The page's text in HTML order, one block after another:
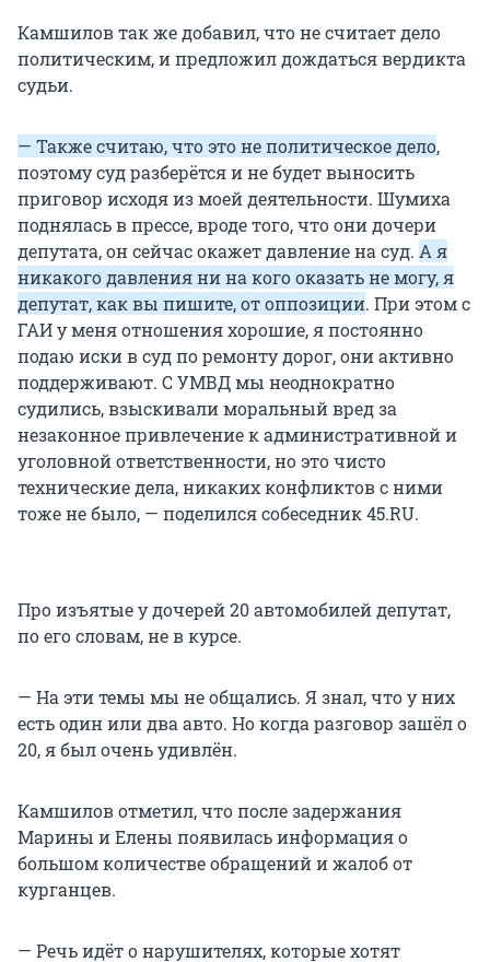
Камшилов так же добавил, что не считает дело
политическим, и предложил дождаться вердикта
судьи.
— Также считаю, что это не политическое дело,
поэтому суд разберётся и не будет выносить
приговор исходя из моей деятельности. Шумиха
поднялась в прессе, вроде того, что они дочери
депутата, он сейчас окажет давление на суд. А я
никакого давления ни на кого оказать не могу, я
депутат, как вы пишите, от оппозиции. При этом с
ГАИ у меня отношения хорошие, я постоянно
подаю иски в суд по ремонту дорог, они активно
поддерживают. С УМВД мы неоднократно
судились, взыскивали моральный вред за
незаконное привлечение к административной и
уголовной ответственности, но это чисто
технические дела, никаких конфликтов с ними
тоже не было, — поделился собеседник 45.RU.
Про изъятые у дочерей 20 автомобилей депутат,
по его словам, не в курсе.
— На эти темы мы не общались. Я знал, что у них
есть один или два авто. Но когда разговор зашёл о
20, я был очень удивлён.
Камшилов отметил, что после задержания
Марины и Елены появилась информация о
большом количестве обращений и жалоб от
курганцев.
— Речь идёт о нарушителях, которые хотят